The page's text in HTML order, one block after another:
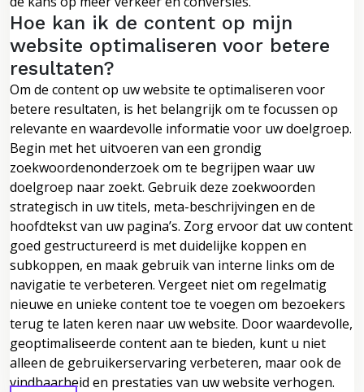
Hoe kan ik de content op mijn
website optimaliseren voor betere
resultaten?
Om de content op uw website te optimaliseren voor
betere resultaten, is het belangrijk om te focussen op
relevante en waardevolle informatie voor uw doelgroep.
Begin met het uitvoeren van een grondig
zoekwoordenonderzoek om te begrijpen waar uw
doelgroep naar zoekt. Gebruik deze zoekwoorden
strategisch in uw titels, meta-beschrijvingen en de
hoofdtekst van uw pagina’s. Zorg ervoor dat uw content
goed gestructureerd is met duidelijke koppen en
subkoppen, en maak gebruik van interne links om de
navigatie te verbeteren. Vergeet niet om regelmatig
nieuwe en unieke content toe te voegen om bezoekers
terug te laten keren naar uw website. Door waardevolle,
geoptimaliseerde content aan te bieden, kunt u niet
alleen de gebruikerservaring verbeteren, maar ook de
vindbaarheid en prestaties van uw website verhogen.